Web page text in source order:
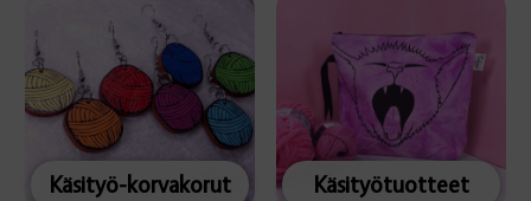
Käsityö-korvakorut Käsityötuotteet